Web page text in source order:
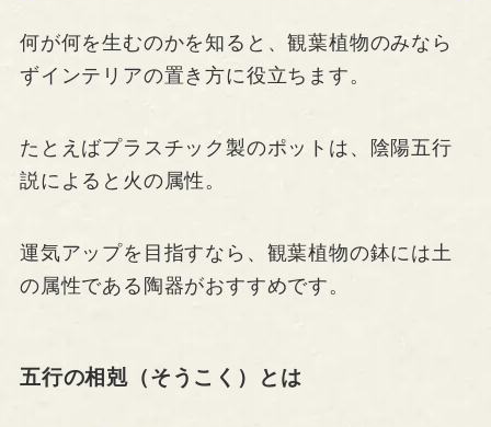
何が何を生むのかを知ると、観葉植物のみなら
ずインテリアの置き方に役立ちます。
たとえばプラスチック製のポットは、陰陽五行
説によると火の属性。
運気アップを目指すなら、観葉植物の鉢には土
の属性である陶器がおすすめです。
五行の相剋（そうこく）とは